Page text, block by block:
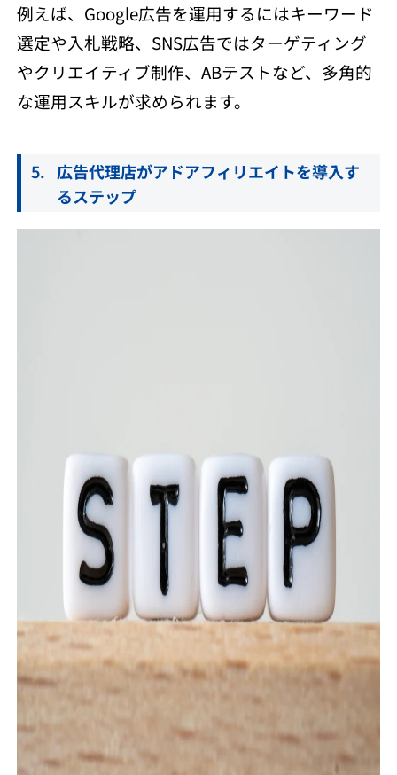
例えば、Google広告を運用するにはキーワード
選定や入札戦略、SNS広告ではターゲティング
やクリエイティブ制作、ABテストなど、多角的
な運用スキルが求められます。
広告代理店がアドアフィリエイトを導入す
るステップ